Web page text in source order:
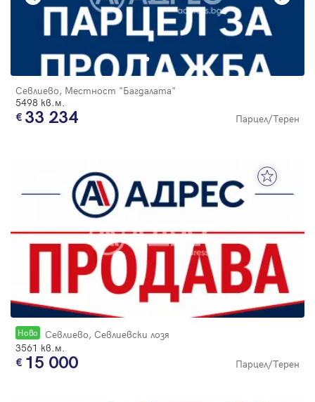
Севлиево, Местност "Багдалата"
5498 кв.м.
33 234 Парцел/Терен
Новo
Севлиево, Севлиевски лозя
3561 кв.м.
15 000 Парцел/Терен